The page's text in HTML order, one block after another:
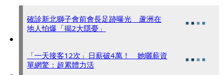
確診新北獅子會前會長足跡曝光 蘆洲在
地人怕爆「揭2大隱憂」
「一天接客12次」日薪破4萬！ 她曬薪資
單網驚：超累體力活